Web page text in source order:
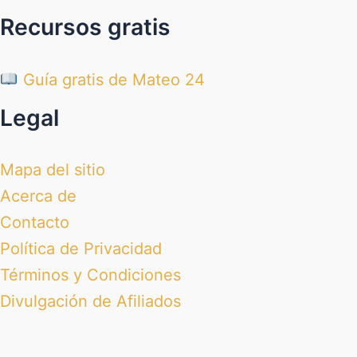
Recursos gratis
Guía gratis de Mateo 24
Legal
Mapa del sitio
Acerca de
Contacto
Política de Privacidad
Términos y Condiciones
Divulgación de Afiliados